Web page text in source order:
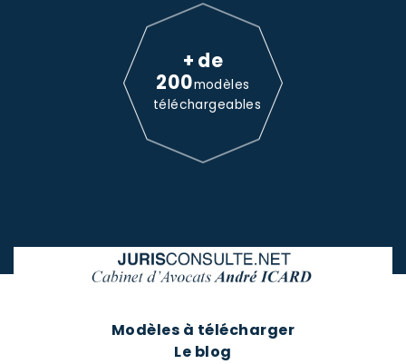
+ de
200modèles
téléchargeables
Modèles à télécharger
Le blog